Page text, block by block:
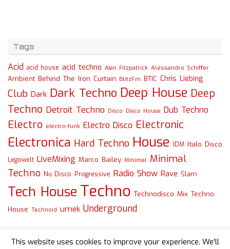
Tags
Acid acid house acid techno Alan Fitzpatrick Alessandro Schiffer
Ambient Behind The Iron Curtain BlitzFm BTIC Chris Liebing
Club Dark Dark Techno Deep House Deep
Techno Detroit Techno Disco Disco House Dub Techno
Electro electro-funk Electro Disco Electronic
Electronica Hard Techno House IDM Italo Disco
Legowelt LiveMixing Marco Bailey Minimal Minimal
Techno Nu Disco Progressive Radio Show Rave Slam
Tech House Techno Technodisco Mix Techno
House Technoid umek Underground
This website uses cookies to improve your experience. We'll